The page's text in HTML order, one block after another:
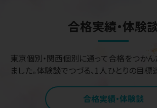
合格実績・体験
東京個別・関西個別に通って合格をつか
ました。体験談でつづる、1人ひとりの目標
合格実績・体験談